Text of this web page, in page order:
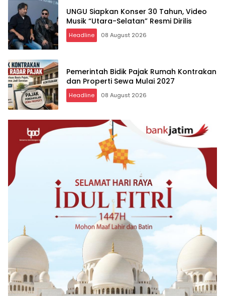
UNGU Siapkan Konser 30 Tahun, Video
Musik “Utara-Selatan” Resmi Dirilis
Headline 08 August 2026
Pemerintah Bidik Pajak Rumah Kontrakan
dan Properti Sewa Mulai 2027
Headline 08 August 2026